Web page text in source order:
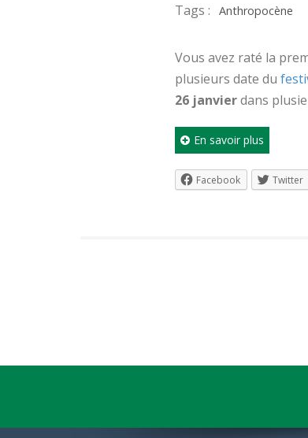
Tags : Anthropocène
Vous avez raté la
plusieurs date du
26 janvierdans
En savoir plus
Facebook Twitter